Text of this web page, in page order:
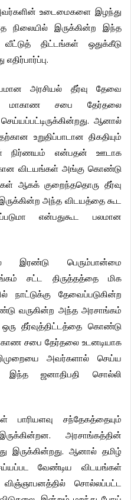
உடைமைகளை இழந்து
நிலையில் இருக்கின்ற
இந்த
வீட்டுத் திட்டங்கள்
ஒதுக்கீடு
எதிர்பார்ப்பு.
அரசியல் தீர்வு
தேவை
மாகாண சபை
தேர்தலை
செய்யப்பட்டிருக்கின்றது. ஆனால்
உறுதிப்பாடான திகதியும்
நிர்ணயம் என்பதன்
ஊடாக
விடயங்கள் அங்கு கொண்டு
ஆகக் குறைந்ததொரு தீர்வு
அந்த விடயத்தை கூட
என்பதுகூட
பலமான
இரண்டு
பெரும்பான்மை
சட்ட திருத்தத்தை
மிக
நாட்டுக்கு
தேவைப்படுகின்ற
வருகின்ற அந்த அரசாங்கம்
ஒரு தீர்வுத்திட்டத்தை
கொண்டு
சபை தேர்தலை உடனடியாக
அவர்களால்
செய்ய
இந்த ஜனாதிபதி
சொல்லி
பாரியளவு
சந்தேகத்தையும்
.
அரசாங்கத்தின்
இருக்கின்றது. ஆனால் தமிழ்
வேண்டிய
விடயங்கள்
விஞ்ஞாபனத்தில்
சொல்லப்பட்ட